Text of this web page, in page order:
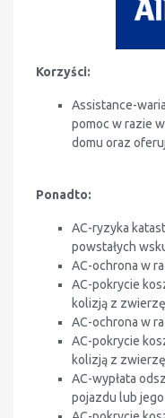
Korzyści:
Assistance-
pomoc w razie
domu oraz
Ponadto:
AC-ryzyka
powstałych
AC-ochrona w
AC-pokrycie
kolizją z
AC-ochrona w
AC-pokrycie
kolizją z
AC-wypłata
pojazdu lub